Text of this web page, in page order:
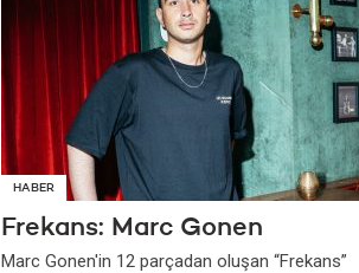
HABER
Frekans: Marc Gonen
Marc Gonen'in 12 parçadan oluşan “Frekans”